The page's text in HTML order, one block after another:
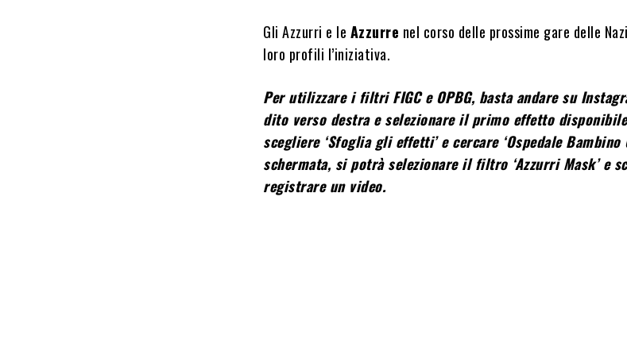
Gli Azzurri e le Azzurre nel corso delle prossime gare delle
loro profili l’iniziativa.
Per utilizzare i filtri FIGC e OPBG, basta andare su
dito verso destra e selezionare il primo effetto
scegliere ‘Sfoglia gli effetti’ e cercare ‘Ospedale Bambino
schermata, si potrà selezionare il filtro ‘Azzurri Mask’ e
registrare un video.